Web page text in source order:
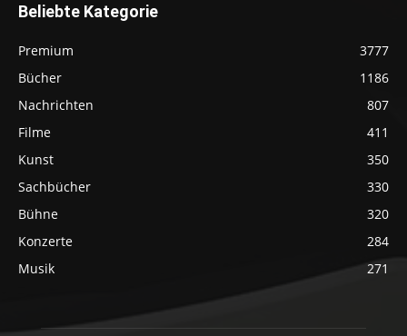
Beliebte Kategorie
Premium
3777
Bücher
1186
Nachrichten
807
Filme
411
Kunst
350
Sachbücher
330
Bühne
320
Konzerte
284
Musik
271